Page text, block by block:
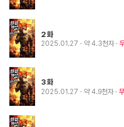
2화
2025.01.27 · 약 4.3천자
3화
2025.01.27 · 약 4.9천자